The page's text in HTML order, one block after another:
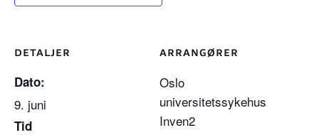
DETALJER
Dato:
9. juni
Tid
ARRANGØRER
Oslo
universitetssykehus
Inven2